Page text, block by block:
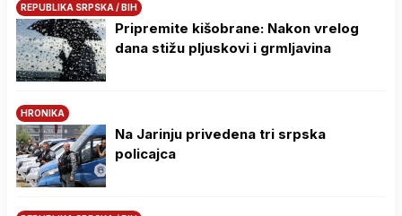
REPUBLIKA SRPSKA / BIH
Pripremite kišobrane: Nakon vrelog
dana stižu pljuskovi i grmljavina
HRONIKA
Na Јarinju privedena tri srpska
policajca